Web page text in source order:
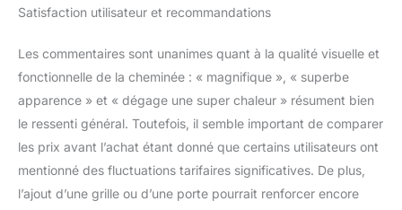
Satisfaction utilisateur et recommandations
Les commentaires sont unanimes quant à la qualité visuelle et
fonctionnelle de la cheminée : « magnifique », « superbe
apparence » et « dégage une super chaleur » résument bien
le ressenti général. Toutefois, il semble important de comparer
les prix avant l’achat étant donné que certains utilisateurs ont
mentionné des fluctuations tarifaires significatives. De plus,
l’ajout d’une grille ou d’une porte pourrait renforcer encore